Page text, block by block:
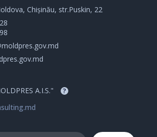
Chișinău, str.Puskin, 22
A.I.S." ?